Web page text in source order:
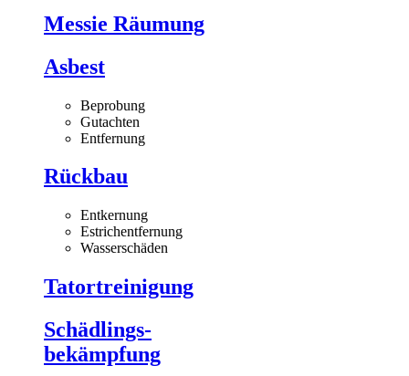
Messie Räumung
Asbest
Beprobung
Gutachten
Entfernung
Rückbau
Entkernung
Estrichentfernung
Wasserschäden
Tatortreinigung
Schädlings-
bekämpfung